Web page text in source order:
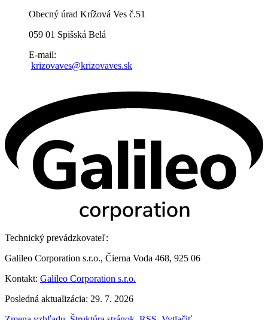
Obecný úrad Krížová Ves č.51
059 01 Spišská Belá
E-mail:
krizovaves@krizovaves.sk
Technický prevádzkovateľ:
Galileo Corporation s.r.o., Čierna Voda 468, 925 06
Kontakt: Galileo Corporation s.r.o.
Posledná aktualizácia: 29. 7. 2026